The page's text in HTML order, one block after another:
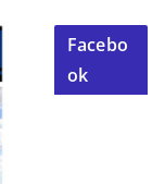
Facebo
ok